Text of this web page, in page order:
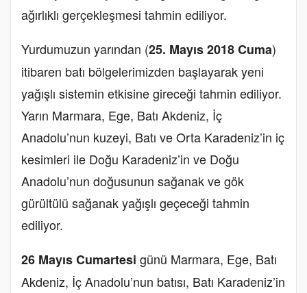
ağırlıklı gerçekleşmesi tahmin ediliyor.
Yurdumuzun yarından (25. Mayıs 2018 Cuma)
itibaren batı bölgelerimizden başlayarak yeni
yağışlı sistemin etkisine gireceği tahmin ediliyor.
Yarın Marmara, Ege, Batı Akdeniz, İç
Anadolu’nun kuzeyi, Batı ve Orta Karadeniz’in iç
kesimleri ile Doğu Karadeniz’in ve Doğu
Anadolu’nun doğusunun sağanak ve gök
gürültülü sağanak yağışlı geçeceği tahmin
ediliyor.
26 Mayıs Cumartesi günü Marmara, Ege, Batı
Akdeniz, İç Anadolu’nun batısı, Batı Karadeniz’in